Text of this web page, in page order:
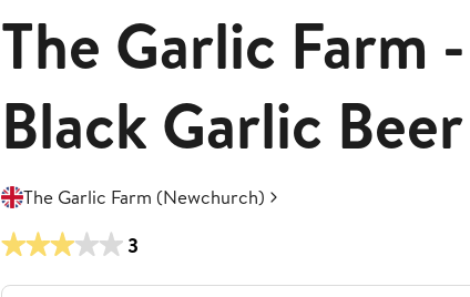
The Garlic Farm -
Black Garlic Beer
The Garlic Farm (Newchurch)
3